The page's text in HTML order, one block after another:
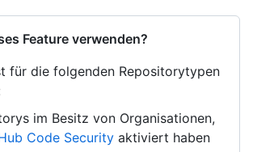
Feature verwenden?
für die folgenden Repositorytypen
im Besitz von Organisationen,
Code Security aktiviert haben